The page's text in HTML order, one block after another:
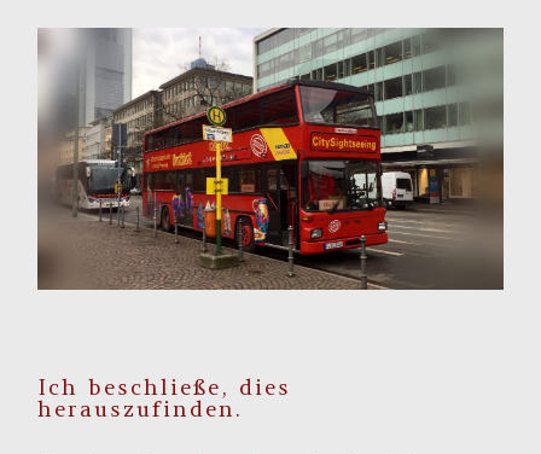
Ich beschließe, dies
herauszufinden.